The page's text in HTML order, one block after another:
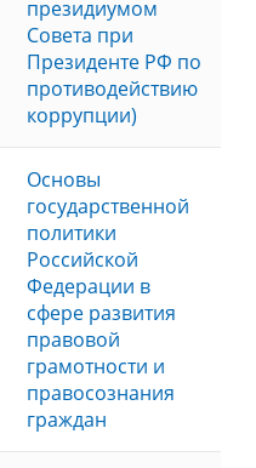
президиумом
Совета при
Президенте РФ по
противодействию
коррупции)
Основы
государственной
политики
Российской
Федерации в
сфере развития
правовой
грамотности и
правосознания
граждан